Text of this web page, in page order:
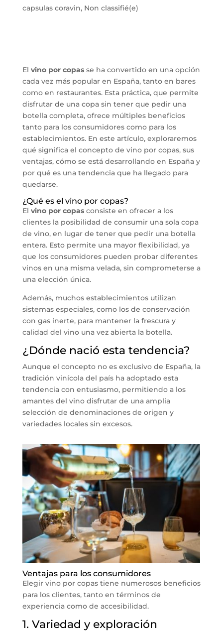
capsulas coravin, Non classifié(e)
El vino por copasse ha convertido en una opción
cada vez más popular en España, tanto en bares
como en restaurantes. Esta práctica, que permite
disfrutar de una copa sin tener que pedir una
botella completa, ofrece múltiples beneficios
tanto para los consumidores como para los
establecimientos. En este artículo, exploraremos
qué significa el concepto de vino por copas, sus
ventajas, cómo se está desarrollando en España y
por qué es una tendencia que ha llegado para
quedarse.
¿Qué es el vino por copas?
El vino por copasconsiste en ofrecer a los
clientes la posibilidad de consumir una sola copa
de vino, en lugar de tener que pedir una botella
entera. Esto permite una mayor flexibilidad, ya
que los consumidores pueden probar diferentes
vinos en una misma velada, sin comprometerse a
una elección única.
Además, muchos establecimientos utilizan
sistemas especiales, como los de conservación
con gas inerte, para mantener la frescura y
calidad del vino una vez abierta la botella.
¿Dónde nació esta tendencia?
Aunque el concepto no es exclusivo de España, la
tradición vinícola del país ha adoptado esta
tendencia con entusiasmo, permitiendo a los
amantes del vino disfrutar de una amplia
selección de denominaciones de origen y
variedades locales sin excesos.
Ventajas para los consumidores
Elegir vino por copas tiene numerosos beneficios
para los clientes, tanto en términos de
experiencia como de accesibilidad.
1. Variedad y exploración